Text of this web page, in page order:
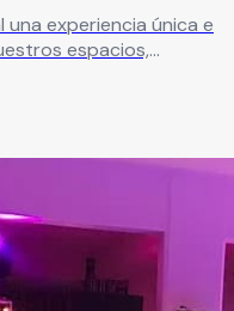
experiencia única e
para crear